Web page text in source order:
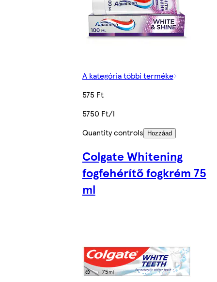
A kategória többi terméke
575 Ft
5750 Ft/l
Quantity controls
Hozzáad
Colgate Whitening
fogfehérítő fogkrém 75
ml